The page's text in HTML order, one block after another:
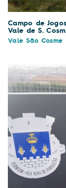
Campo de
Vale de S.
Vale São Cosme